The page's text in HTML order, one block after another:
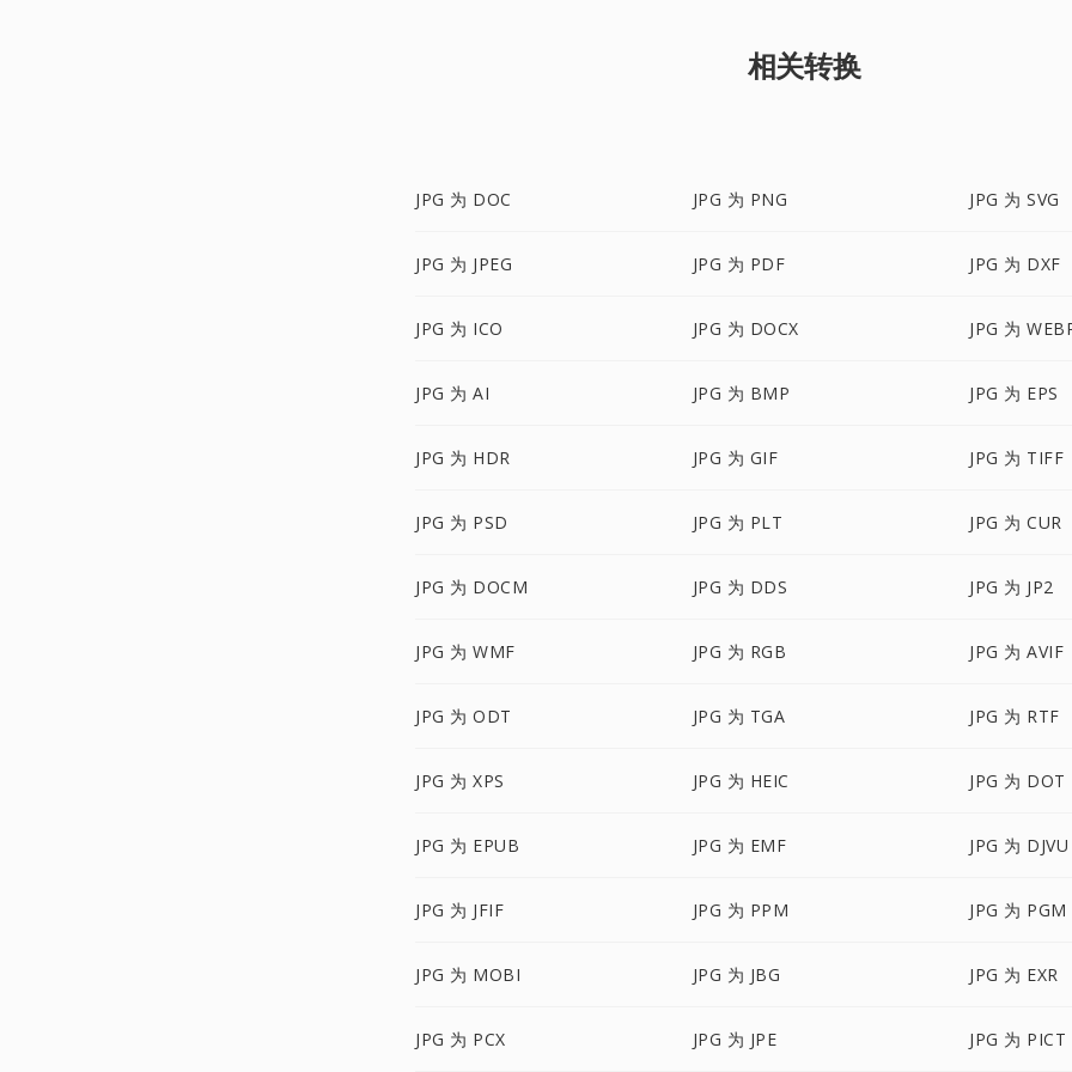
相关转换
JPG 为 DOC JPG 为 PNG JPG 为 SVG
JPG 为 JPEG JPG 为 PDF JPG 为 DXF
JPG 为 ICO JPG 为 DOCX JPG 为
JPG 为 AI JPG 为 BMP JPG 为 EPS
JPG 为 HDR JPG 为 GIF JPG 为 TIFF
JPG 为 PSD JPG 为 PLT JPG 为 CUR
JPG 为 DOCM JPG 为 DDS JPG 为 JP2
JPG 为 WMF JPG 为 RGB JPG 为 AVIF
JPG 为 ODT JPG 为 TGA JPG 为 RTF
JPG 为 XPS JPG 为 HEIC JPG 为 DOT
JPG 为 EPUB JPG 为 EMF JPG 为 DJVU
JPG 为 JFIF JPG 为 PPM JPG 为 PGM
JPG 为 MOBI JPG 为 JBG JPG 为 EXR
JPG 为 PCX JPG 为 JPE JPG 为 PICT